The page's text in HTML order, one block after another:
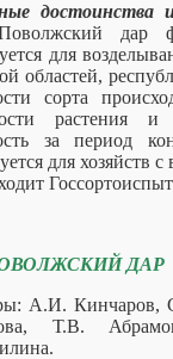
достоинства
дар
для
областей,
сорта
растения и
за период
для хозяйств
ДАР
А.И. Кинчаров,
Т.В.